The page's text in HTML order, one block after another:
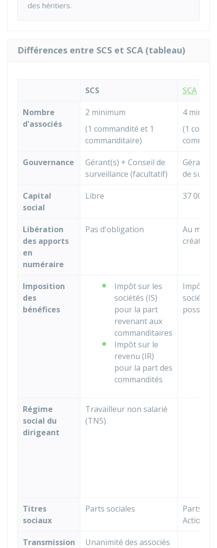
des héritiers.
Différences entre SCS et SCA (tableau)
SCS SCA
Nombre
d'associés
2 minimum
(1 commandité et 1
commanditaire)
4
(1
Gouvernance
Gérant(s) + Conseil de
surveillance (facultatif)
de
Capital
social
Libre 37 000 €
Libération
des apports
en
numéraire
Pas d'obligation
Au
création
Imposition
des
bénéfices
Impôt sur les
sociétés (IS)
pour la part
revenant aux
commanditaires
Impôt sur le
revenu (IR)
pour la part des
commandités
Impôt
sociétés
possible
Régime
social du
dirigeant
Travailleur non salarié
(TNS)
Titres
sociaux
Parts sociales
Parts
Actions
Transmission
Unanimité des associés